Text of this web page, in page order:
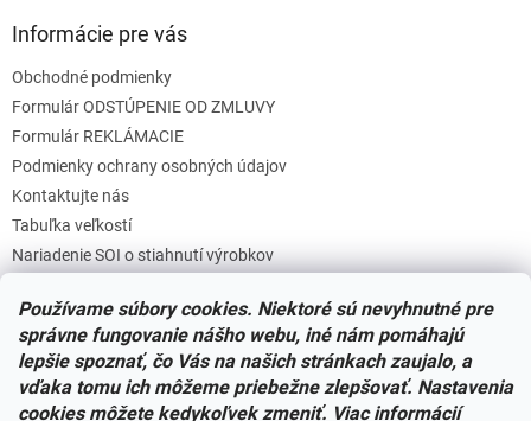
Používame súbory cookies. Niektoré sú nevyhnutné pre
správne fungovanie nášho webu, iné nám pomáhajú
lepšie spoznať, čo Vás na našich stránkach zaujalo, a
vďaka tomu ich môžeme priebežne zlepšovať. Nastavenia
cookies môžete kedykoľvek zmeniť. Viac informácií
Informácie pre vás
Obchodné podmienky
Formulár ODSTÚPENIE OD ZMLUVY
Formulár REKLÁMACIE
Podmienky ochrany osobných údajov
Kontaktujte nás
Tabuľka veľkostí
Nariadenie SOI o stiahnutí výrobkov
Zásady súborov COOKIES
Facebook